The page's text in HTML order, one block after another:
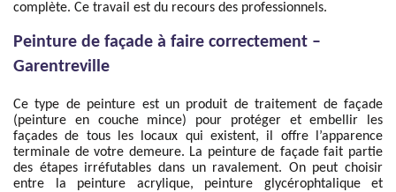
complète. Ce travail est du recours des professionnels.
Peinture de façade à faire correctement –
Garentreville
Ce type de peinture est un produit de traitement de façade
(peinture en couche mince) pour protéger et embellir les
façades de tous les locaux qui existent, il offre l’apparence
terminale de votre demeure. La peinture de façade fait partie
des étapes irréfutables dans un ravalement. On peut choisir
entre la peinture acrylique, peinture glycérophtalique et